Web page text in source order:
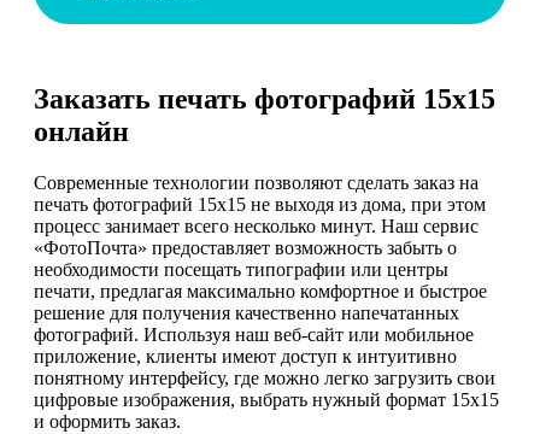
Заказать печать фотографий 15х15
онлайн
Современные технологии позволяют сделать заказ на
печать фотографий 15х15 не выходя из дома, при этом
процесс занимает всего несколько минут. Наш сервис
«ФотоПочта» предоставляет возможность забыть о
необходимости посещать типографии или центры
печати, предлагая максимально комфортное и быстрое
решение для получения качественно напечатанных
фотографий. Используя наш веб-сайт или мобильное
приложение, клиенты имеют доступ к интуитивно
понятному интерфейсу, где можно легко загрузить свои
цифровые изображения, выбрать нужный формат 15х15
и оформить заказ.